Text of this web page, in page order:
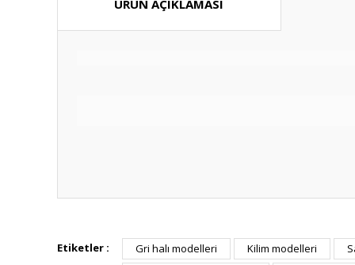
ÜRÜN AÇIKLAMASI
Görüş ve önerileriniz için teşekkür ederiz.
Etiketler : Gri halı modelleri Kilim modelleri